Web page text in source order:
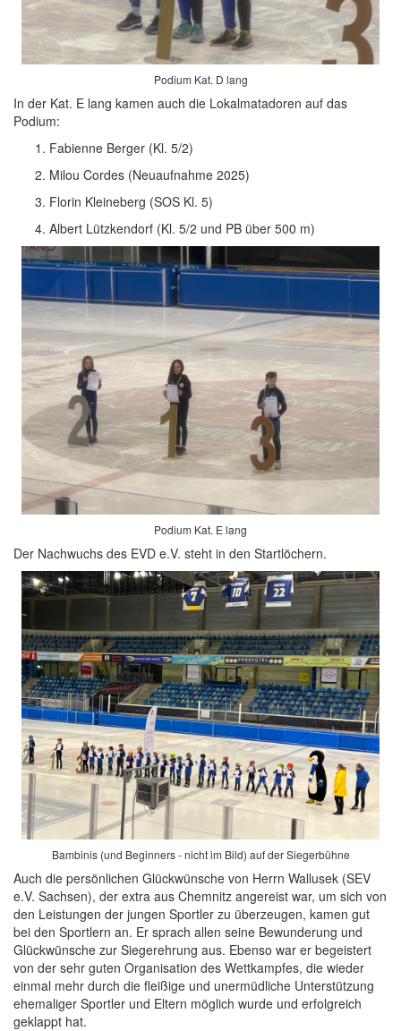
Podium Kat. D lang
In der Kat. E lang kamen auch die Lokalmatadoren auf das
Podium:
Fabienne Berger (Kl. 5/2)
Milou Cordes (Neuaufnahme 2025)
Florin Kleineberg (SOS Kl. 5)
Albert Lützkendorf (Kl. 5/2 und PB über 500 m)
Podium Kat. E lang
Der Nachwuchs des EVD e.V. steht in den Startlöchern.
Bambinis (und Beginners - nicht im Bild) auf der Siegerbühne
Auch die persönlichen Glückwünsche von Herrn Wallusek (SEV
e.V. Sachsen), der extra aus Chemnitz angereist war, um sich von
den Leistungen der jungen Sportler zu überzeugen, kamen gut
bei den Sportlern an. Er sprach allen seine Bewunderung und
Glückwünsche zur Siegerehrung aus. Ebenso war er begeistert
von der sehr guten Organisation des Wettkampfes, die wieder
einmal mehr durch die fleißige und unermüdliche Unterstützung
ehemaliger Sportler und Eltern möglich wurde und erfolgreich
geklappt hat.